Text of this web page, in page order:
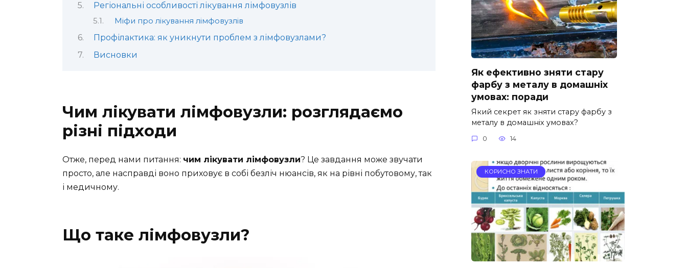
Регіональні особливості лікування лімфовузлів
Міфи про лікування лімфовузлів
Профілактика: як уникнути проблем з лімфовузлами?
Висновки
Чим лікувати лімфовузли: розглядаємо
різні підходи
Отже, перед нами питання: чим лікувати лімфовузли? Це завдання може звучати
просто, але насправді воно приховує в собі безліч нюансів, як на рівні побутовому, так
і медичному.
Що таке лімфовузли?
Як ефективно зняти стару
фарбу з металу в домашніх
умовах: поради
Який секрет як зняти стару фарбу з
металу в домашніх умовах?
0 14
КОРИСНО ЗНАТИ